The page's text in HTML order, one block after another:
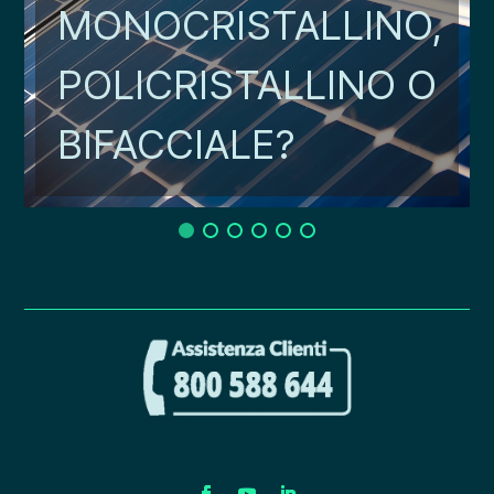
MONOCRISTALLINO,
POLICRISTALLINO O
BIFACCIALE?